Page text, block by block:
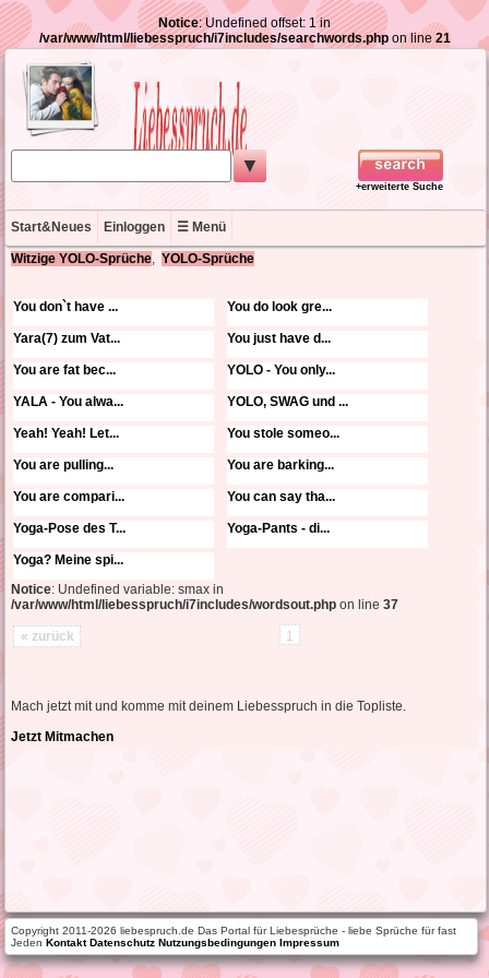
Notice: Undefined offset: 1 in
/var/www/html/liebesspruch/i7includes/searchwords.phpon line21
▼
+erweiterte Suche
Start&Neues Einloggen ☰ Menü
Witzige YOLO-Sprüche,YOLO-Sprüche
You don`t have ... You do look gre...
Yara(7) zum Vat... You just have d...
You are fat bec... YOLO - You only...
YALA - You alwa... YOLO, SWAG und ...
Yeah! Yeah! Let... You stole someo...
You are pulling... You are barking...
You are compari... You can say tha...
Yoga-Pose des T... Yoga-Pants - di...
Yoga? Meine spi...
Notice: Undefined variable: smax in
/var/www/html/liebesspruch/i7includes/wordsout.php on line37
« zurück 1
Mach jetzt mit und komme mit deinem Liebesspruch in die Topliste.
Jetzt Mitmachen
Copyright 2011-2026 liebespruch.de Das Portal für Liebesprüche - liebe Sprüche für fast
JedenKontakt Datenschutz Nutzungsbedingungen Impressum